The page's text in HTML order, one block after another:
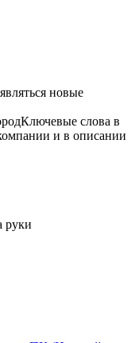
новые
Ключевые слова в
и в описании
руки